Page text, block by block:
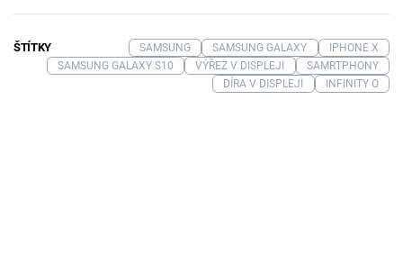
ŠTÍTKY SAMSUNG SAMSUNG GALAXY
IPHONE X
SAMSUNG GALAXY S10
VÝŘEZ V DISPLEJI
SAMRTPHONY
DÍRA V DISPLEJI
INFINITY O